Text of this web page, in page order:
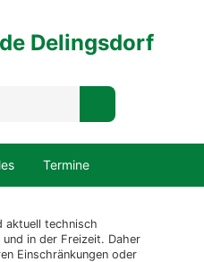
Delingsdorf
Termine
aktuell technisch
in der Freizeit. Daher
Einschränkungen oder